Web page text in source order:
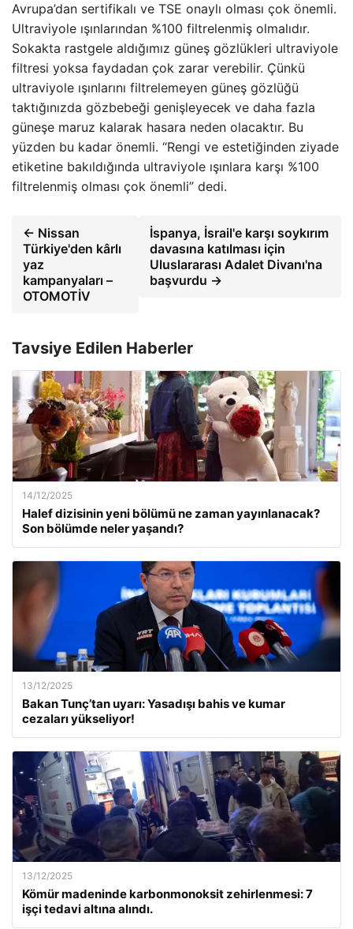
Avrupa’dan sertifikalı ve TSE onaylı olması çok önemli.
Ultraviyole ışınlarından %100 filtrelenmiş olmalıdır.
Sokakta rastgele aldığımız güneş gözlükleri ultraviyole
filtresi yoksa faydadan çok zarar verebilir. Çünkü
ultraviyole ışınlarını filtrelemeyen güneş gözlüğü
taktığınızda gözbebeği genişleyecek ve daha fazla
güneşe maruz kalarak hasara neden olacaktır. Bu
yüzden bu kadar önemli. “Rengi ve estetiğinden ziyade
etiketine bakıldığında ultraviyole ışınlara karşı %100
filtrelenmiş olması çok önemli” dedi.
← Nissan
Türkiye'den kârlı
yaz
kampanyaları –
OTOMOTİV
İspanya, İsrail'e karşı soykırım
davasına katılması için
Uluslararası Adalet Divanı'na
başvurdu →
Tavsiye Edilen Haberler
14/12/2025
Halef dizisinin yeni bölümü ne zaman yayınlanacak?
Son bölümde neler yaşandı?
13/12/2025
Bakan Tunç’tan uyarı: Yasadışı bahis ve kumar
cezaları yükseliyor!
13/12/2025
Kömür madeninde karbonmonoksit zehirlenmesi: 7
işçi tedavi altına alındı.